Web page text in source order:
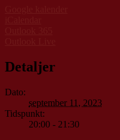
Detaljer
Dato:
september 11, 2023
Tidspunkt:
20:00 - 21:30